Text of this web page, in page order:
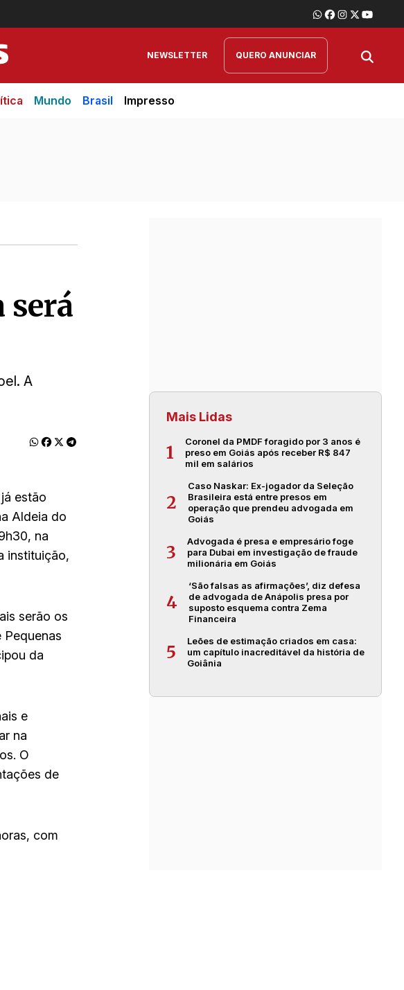
NEWSLETTER QUERO ANUNCIAR
Mundo Brasil Impresso
será
A
estão
Aldeia do
na
instituição,
serão os
da
e
na
O
de
com
Mais Lidas
1
Coronel da PMDF foragido por 3 anos é
preso em Goiás após receber R$ 847
mil em salários
2
Caso Naskar: Ex-jogador da Seleção
Brasileira está entre presos em
operação que prendeu advogada em
Goiás
3
Advogada é presa e empresário foge
para Dubai em investigação de fraude
milionária em Goiás
4
‘São falsas as afirmações’, diz defesa
de advogada de Anápolis presa por
suposto esquema contra Zema
Financeira
5
Leões de estimação criados em casa:
um capítulo inacreditável da história de
Goiânia